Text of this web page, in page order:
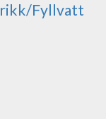
Fyllvatt